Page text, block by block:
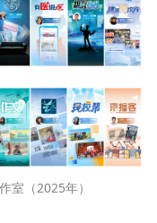
室（2025年）